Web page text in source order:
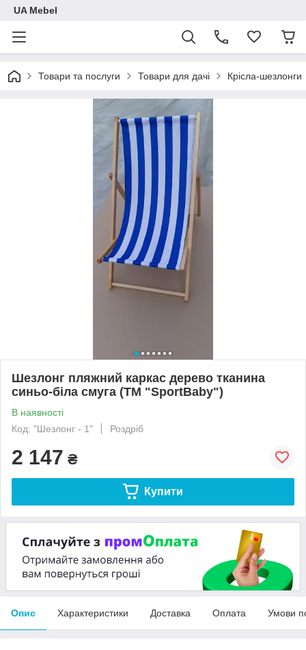
UA Mebel
Товари та послуги Товари для дачі Крісла-шезлонги
Шезлонг пляжний каркас дерево тканина
синьо-біла смуга (ТМ "SportBaby")
В наявності
Код: "Шезлонг - 1"
Роздріб
2 147 ₴
Купити
Опис Характеристики Доставка Оплата Умови